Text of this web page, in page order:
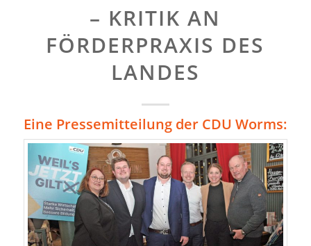
– KRITIK AN
FÖRDERPRAXIS DES
LANDES
Eine Pressemitteilung der CDU Worms: